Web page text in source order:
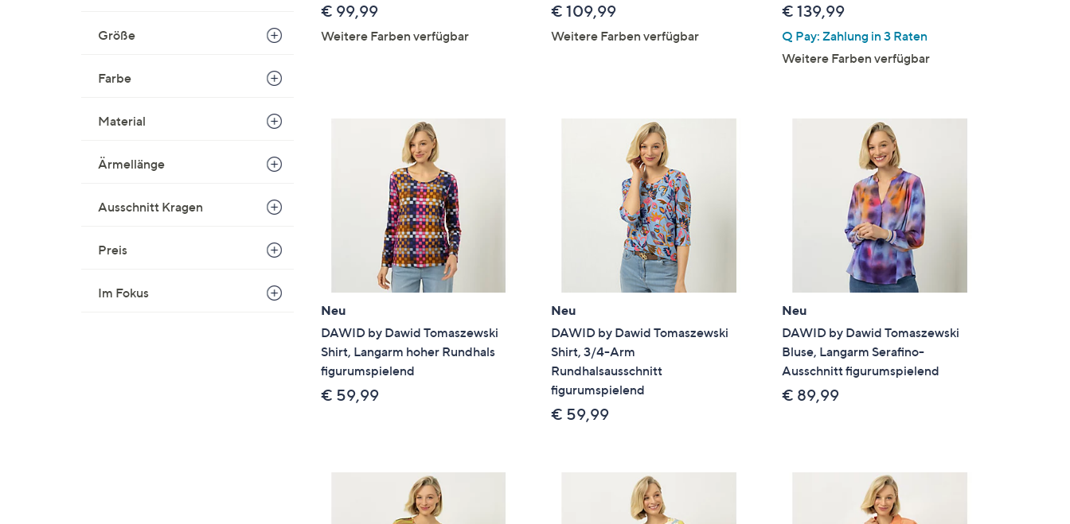
Größe
Farbe
Material
Ärmellänge
Ausschnitt Kragen
Preis
Im Fokus
€ 99,99
Weitere Farben verfügbar
€ 109,99
Weitere Farben verfügbar
€ 139,99
Q Pay: Zahlung in 3 Raten
Weitere Farben verfügbar
Neu
DAWID by Dawid Tomaszewski
Shirt, Langarm hoher Rundhals
figurumspielend
€ 59,99
Neu
DAWID by Dawid Tomaszewski
Shirt, 3/4-Arm
Rundhalsausschnitt
figurumspielend
€ 59,99
Neu
DAWID by Dawid Tomaszewski
Bluse, Langarm Serafino-
Ausschnitt figurumspielend
€ 89,99